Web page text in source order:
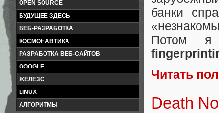
OPEN SOURCE
БУДУЩЕЕ ЗДЕСЬ
ВЕБ-РАЗРАБОТКА
КОСМОНАВТИКА
РАЗРАБОТКА ВЕБ-САЙТОВ
GOOGLE
ЖЕЛЕЗО
LINUX
АЛГОРИТМЫ
банки
Потом я
Читать
Death